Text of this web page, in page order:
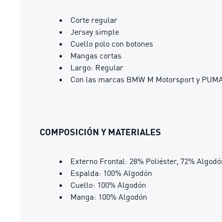
Corte regular
Jersey simple
Cuello polo con botones
Mangas cortas
Largo: Regular
Con las marcas BMW M Motorsport y
COMPOSICIÓN Y MATERIALES
Externo Frontal: 28% Poliéster, 72%
Espalda: 100% Algodón
Cuello: 100% Algodón
Manga: 100% Algodón